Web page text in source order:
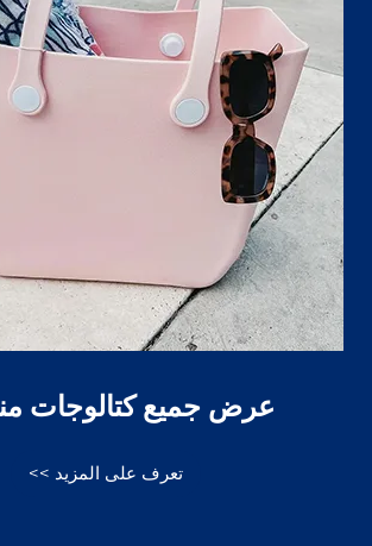
عرض جميع كتالوجات
تعرف على المزيد >>